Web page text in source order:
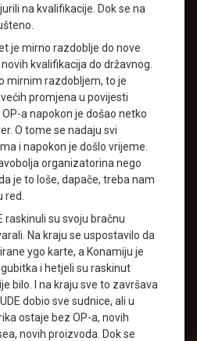
na kvalifikacije. Dok se na
je mirno razdoblje do nove
kvalifikacija do državnog.
mirnim razdobljem, to je
promjena u povijesti
a napokon je došao netko
O tome se nadaju svi
i napokon je došlo vrijeme.
organizatorina nego
je to loše, dapače, treba nam
red.
raskinuli su svoju bračnu
Na kraju se uspostavilo da
ygo karte, a Konamiju je
i hetjeli su raskinut
bilo. I na kraju sve to završava
dobio sve sudnice, ali u
ostaje bez OP-a, novih
novih proizvoda. Dok se